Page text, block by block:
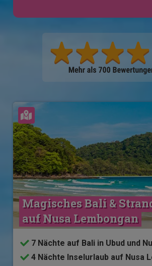
Magisches Bali &
auf Nusa Lembongan
7 Nächte auf Bali in Ubud und
4 Nächte Inselurlaub auf Nusa